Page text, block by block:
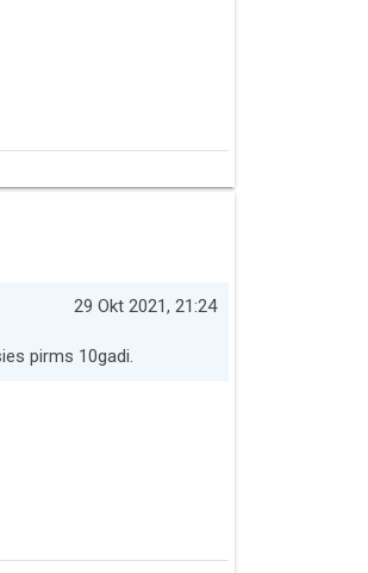
29 Okt 2021, 21:24
pirms 10gadi.